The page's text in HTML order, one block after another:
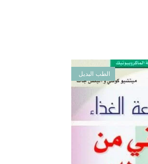
الطب البديل